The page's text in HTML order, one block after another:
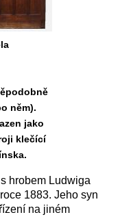
něm).
jako
klečící
hrobem Ludwiga
1883. Jeho syn
na jiném